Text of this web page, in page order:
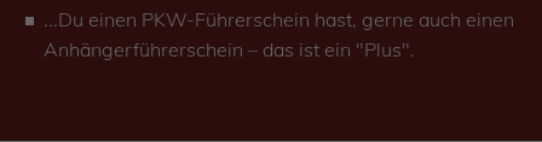
...Du einen PKW-Führerschein hast, gerne auch einen
Anhängerführerschein – das ist ein "Plus".